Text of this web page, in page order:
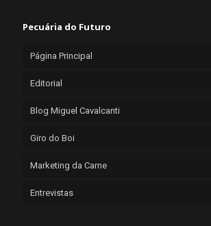
Pecuária do Futuro
Página Principal
Editorial
Blog Miguel Cavalcanti
Giro do Boi
Marketing da Carne
Entrevistas